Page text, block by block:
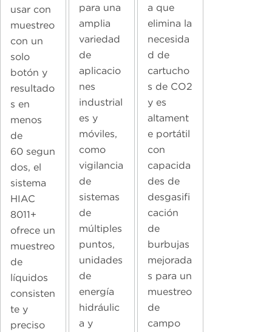
usar con
muestreo
con un
solo
botón y
resultado
s en
menos
de
60 segun
dos, el
sistema
HIAC
8011+
ofrece un
muestreo
de
líquidos
consisten
te y
preciso
para una
amplia
variedad
de
aplicacio
nes
industrial
es y
móviles,
como
vigilancia
de
sistemas
de
múltiples
puntos,
unidades
de
energía
hidráulic
a y
a que
elimina la
necesida
d de
cartucho
s de CO2
y es
altament
e portátil
con
capacida
des de
desgasifi
cación
de
burbujas
mejorada
s para un
muestreo
de
campo